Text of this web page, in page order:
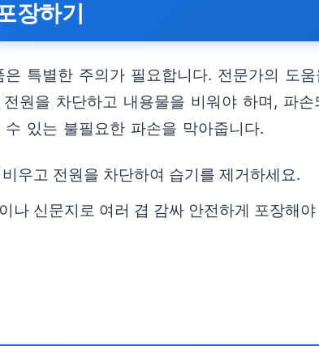
장하기
특별한 주의가 필요합니다. 전문가의 도
원을 차단하고 내용물을 비워야 하며, 파
있는 불필요한 파손을 막아줍니다.
우고 전원을 차단하여 습기를 제거하세요.
나 신문지로 여러 겹 감싸 안전하게 포장해